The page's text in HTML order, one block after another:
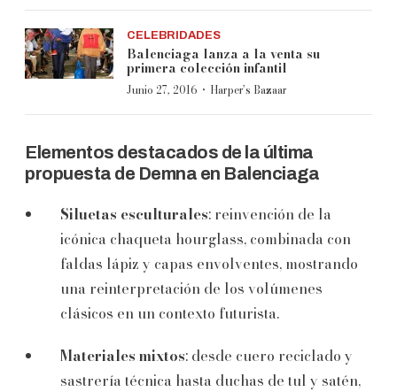
CELEBRIDADES
Balenciaga lanza a la venta su
primera colección infantil
Junio 27, 2016 · Harper’s Bazaar
Elementos destacados de la última
propuesta de Demna en Balenciaga
Siluetas esculturales: reinvención de la
icónica chaqueta hourglass, combinada con
faldas lápiz y capas envolventes, mostrando
una reinterpretación de los volúmenes
clásicos en un contexto futurista.
Materiales mixtos: desde cuero reciclado y
sastrería técnica hasta duchas de tul y satén,